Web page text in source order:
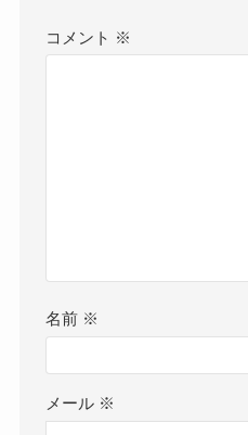
コメント ※
名前 ※
メール ※